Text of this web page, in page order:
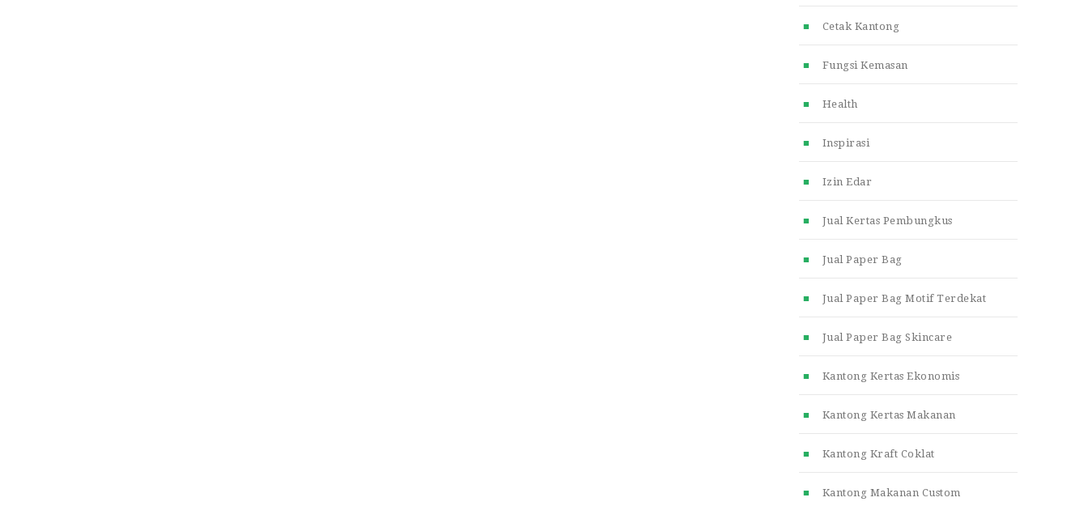
Cetak Kantong
Fungsi Kemasan
Health
Inspirasi
Izin Edar
Jual Kertas Pembungkus
Jual Paper Bag
Jual Paper Bag Motif Terdekat
Jual Paper Bag Skincare
Kantong Kertas Ekonomis
Kantong Kertas Makanan
Kantong Kraft Coklat
Kantong Makanan Custom